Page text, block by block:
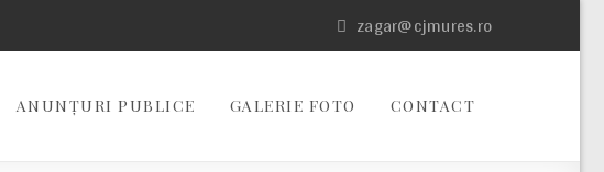
zagar@cjmures.ro
ANUNȚURI PUBLICE GALERIE FOTO CONTACT